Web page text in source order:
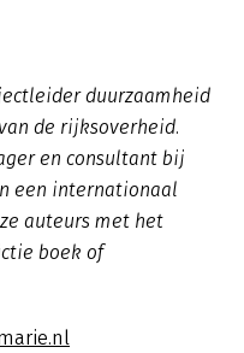
duurzaamheid
de rijksoverheid.
en consultant bij
een internationaal
auteurs met het
boek of